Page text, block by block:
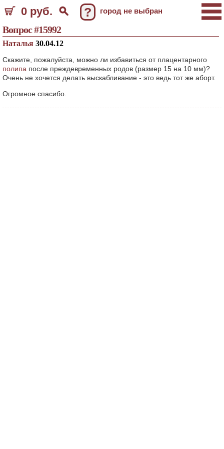
0 руб. ? город не выбран
Вопрос #15992
Наталья 30.04.12
Скажите, пожалуйста, можно ли избавиться от плацентарного
полипа после преждевременных родов (размер 15 на 10 мм)?
Очень не хочется делать выскабливание - это ведь тот же аборт.
Огромное спасибо.